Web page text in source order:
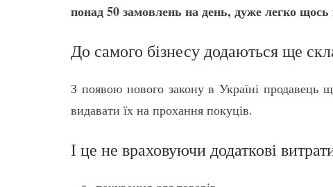
понад 50 замовлень на день, дуже легко щось
До самого бізнесу додаються ще
З появою нового закону в Україні продавець
видавати їх на прохання покуців.
І це не враховуючи додаткові